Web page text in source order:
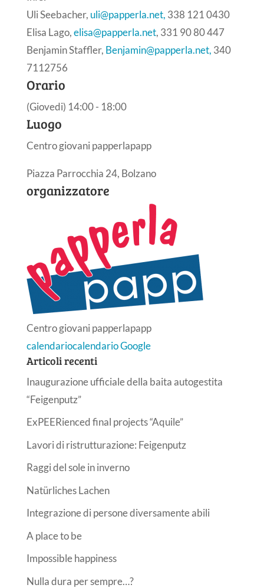
Uli Seebacher, uli@papperla.net, 338 121 0430
Elisa Lago,elisa@papperla.net, 331 90 80 447
Benjamin Staffler, Benjamin@papperla.net, 340
7112756
Orario
(Giovedi) 14:00 - 18:00
Luogo
Centro giovani papperlapapp
Piazza Parrocchia 24, Bolzano
organizzatore
Centro giovani papperlapapp
calendariocalendario Google
Articoli recenti
Inaugurazione ufficiale della baita autogestita
“Feigenputz”
ExPEERienced final projects “Aquile”
Lavori di ristrutturazione: Feigenputz
Raggi del sole in inverno
Natürliches Lachen
Integrazione di persone diversamente abili
A place to be
Impossible happiness
Nulla dura per sempre…?